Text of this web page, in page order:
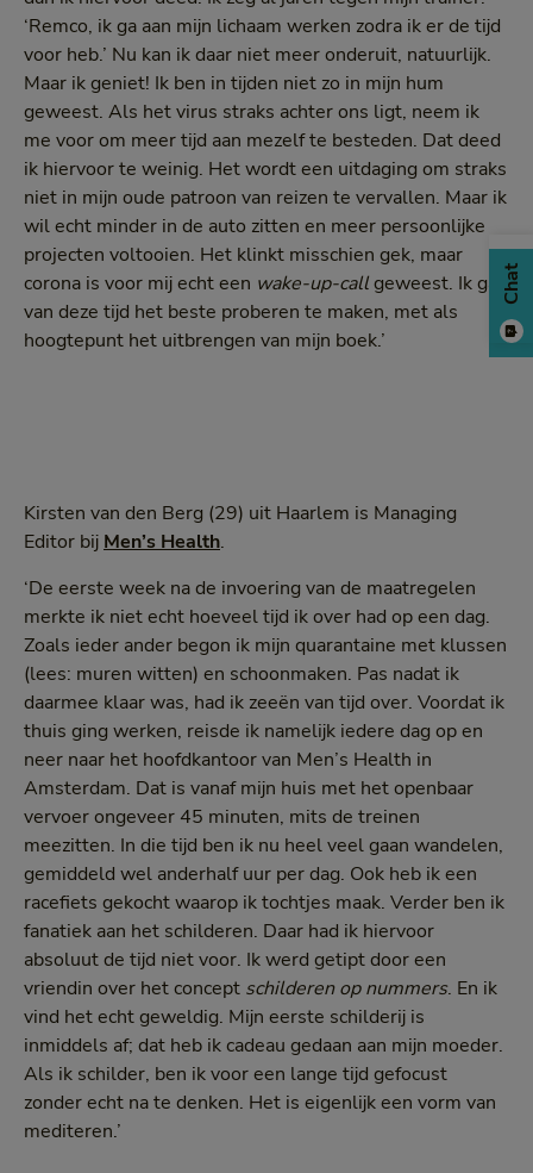
‘Remco, ik ga aan mijn lichaam werken zodra ik er de tijd
voor heb.’ Nu kan ik daar niet meer onderuit, natuurlijk.
Maar ik geniet! Ik ben in tijden niet zo in mijn hum
geweest. Als het virus straks achter ons ligt, neem ik
me voor om meer tijd aan mezelf te besteden. Dat deed
ik hiervoor te weinig. Het wordt een uitdaging om straks
niet in mijn oude patroon van reizen te vervallen. Maar ik
wil echt minder in de auto zitten en meer persoonlijke
projecten voltooien. Het klinkt misschien gek, maar
corona is voor mij echt een wake-up-callgeweest. Ik ga
van deze tijd het beste proberen te maken, met als
hoogtepunt het uitbrengen van mijn boek.’
Kirsten van den Berg (29) uit Haarlem is Managing
Editor bij Men’s Health.
‘De eerste week na de invoering van de maatregelen
merkte ik niet echt hoeveel tijd ik over had op een dag.
Zoals ieder ander begon ik mijn quarantaine met klussen
(lees: muren witten) en schoonmaken. Pas nadat ik
daarmee klaar was, had ik zeeën van tijd over. Voordat ik
thuis ging werken, reisde ik namelijk iedere dag op en
neer naar het hoofdkantoor van Men’s Health in
Amsterdam. Dat is vanaf mijn huis met het openbaar
vervoer ongeveer 45 minuten, mits de treinen
meezitten. In die tijd ben ik nu heel veel gaan wandelen,
gemiddeld wel anderhalf uur per dag. Ook heb ik een
racefiets gekocht waarop ik tochtjes maak. Verder ben ik
fanatiek aan het schilderen. Daar had ik hiervoor
absoluut de tijd niet voor. Ik werd getipt door een
vriendin over het concept schilderen op nummers. En ik
vind het echt geweldig. Mijn eerste schilderij is
inmiddels af; dat heb ik cadeau gedaan aan mijn moeder.
Als ik schilder, ben ik voor een lange tijd gefocust
zonder echt na te denken. Het is eigenlijk een vorm van
mediteren.’
Chat